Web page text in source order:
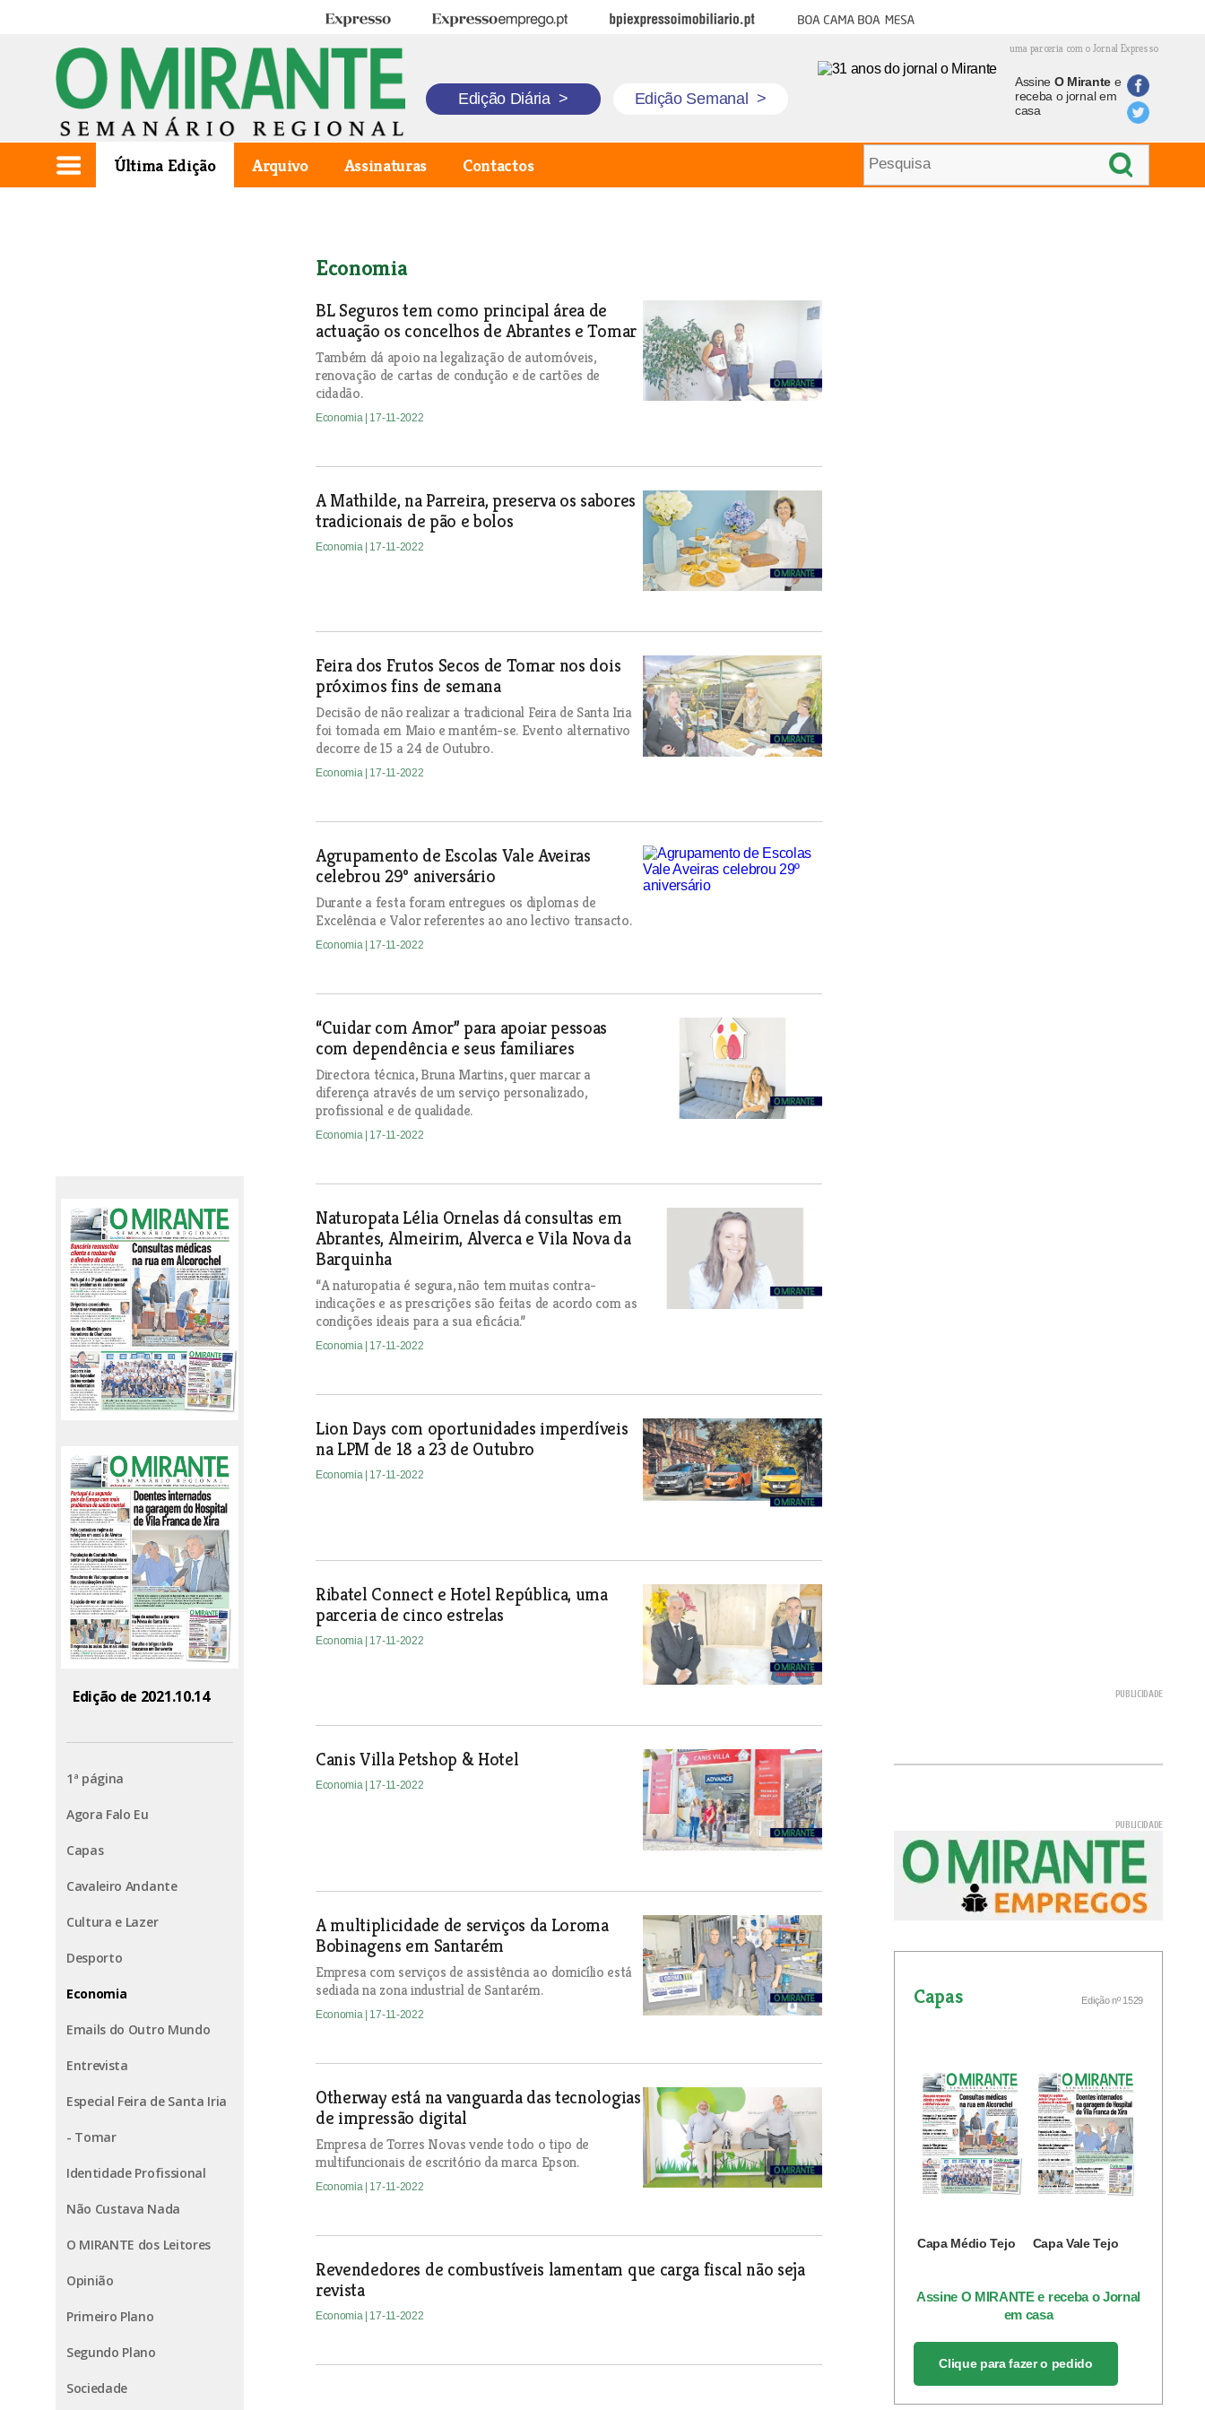
Expresso Expresso Emprego BPI Expresso Imobiliário Boa cama boa mesa
uma parceria com o Jornal Expresso
Edição Diária > Edição Semanal >
Assine O Mirantee
receba o jornal em
casa
Última Edição Arquivo Assinaturas Contactos
Edição de 2021.10.14
1ª página
Agora Falo Eu
Capas
Cavaleiro Andante
Cultura e Lazer
Desporto
Economia
Emails do Outro Mundo
Entrevista
Especial Feira de Santa Iria
- Tomar
Identidade Profissional
Não Custava Nada
O MIRANTE dos Leitores
Opinião
Primeiro Plano
Segundo Plano
Sociedade
Economia
BL Seguros tem como principal área de
actuação os concelhos de Abrantes e Tomar
Também dá apoio na legalização de automóveis,
renovação de cartas de condução e de cartões de
cidadão.
Economia | 17-11-2022
A Mathilde, na Parreira, preserva os sabores
tradicionais de pão e bolos
Economia | 17-11-2022
Feira dos Frutos Secos de Tomar nos dois
próximos fins de semana
Decisão de não realizar a tradicional Feira de Santa Iria
foi tomada em Maio e mantém-se. Evento alternativo
decorre de 15 a 24 de Outubro.
Economia | 17-11-2022
Agrupamento de Escolas Vale Aveiras
celebrou 29º aniversário
Durante a festa foram entregues os diplomas de
Excelência e Valor referentes ao ano lectivo transacto.
Economia | 17-11-2022
“Cuidar com Amor” para apoiar pessoas
com dependência e seus familiares
Directora técnica, Bruna Martins, quer marcar a
diferença através de um serviço personalizado,
profissional e de qualidade.
Economia | 17-11-2022
Naturopata Lélia Ornelas dá consultas em
Abrantes, Almeirim, Alverca e Vila Nova da
Barquinha
“A naturopatia é segura, não tem muitas contra-
indicações e as prescrições são feitas de acordo com as
condições ideais para a sua eficácia.”
Economia | 17-11-2022
Lion Days com oportunidades imperdíveis
na LPM de 18 a 23 de Outubro
Economia | 17-11-2022
Ribatel Connect e Hotel República, uma
parceria de cinco estrelas
Economia | 17-11-2022
Canis Villa Petshop & Hotel
Economia | 17-11-2022
A multiplicidade de serviços da Loroma
Bobinagens em Santarém
Empresa com serviços de assistência ao domicílio está
sediada na zona industrial de Santarém.
Economia | 17-11-2022
Otherway está na vanguarda das tecnologias
de impressão digital
Empresa de Torres Novas vende todo o tipo de
multifuncionais de escritório da marca Epson.
Economia | 17-11-2022
Revendedores de combustíveis lamentam que carga fiscal não seja
revista
Economia | 17-11-2022
Capas Edição nº 1529
Capa Médio Tejo Capa Vale Tejo
Assine O MIRANTE e receba o Jornal
em casa
Clique para fazer o pedido